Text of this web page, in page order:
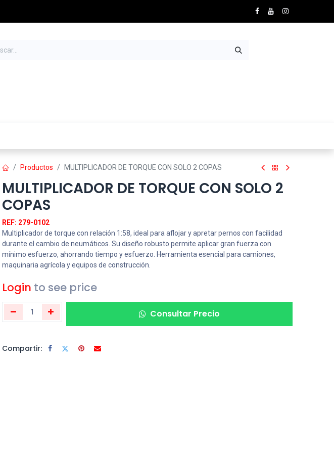
Productos MULTIPLICADOR DE TORQUE CON SOLO 2 COPAS
MULTIPLICADOR DE TORQUE CON SOLO 2
COPAS
REF: 279-0102
Multiplicador de torque con relación 1:58, ideal para aflojar y apretar pernos con facilidad
durante el cambio de neumáticos. Su diseño robusto permite aplicar gran fuerza con
mínimo esfuerzo, ahorrando tiempo y esfuerzo. Herramienta esencial para camiones,
maquinaria agrícola y equipos de construcción.
Login to see price
Consultar Precio
Compartir: